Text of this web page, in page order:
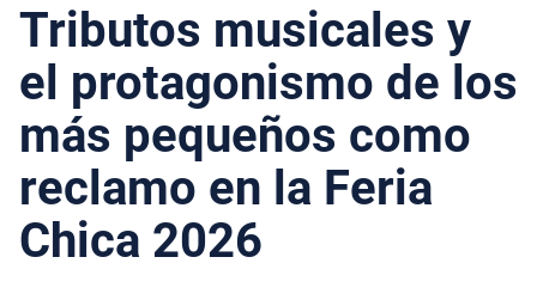
Tributos musicales y
el protagonismo de los
más pequeños como
reclamo en la Feria
Chica 2026